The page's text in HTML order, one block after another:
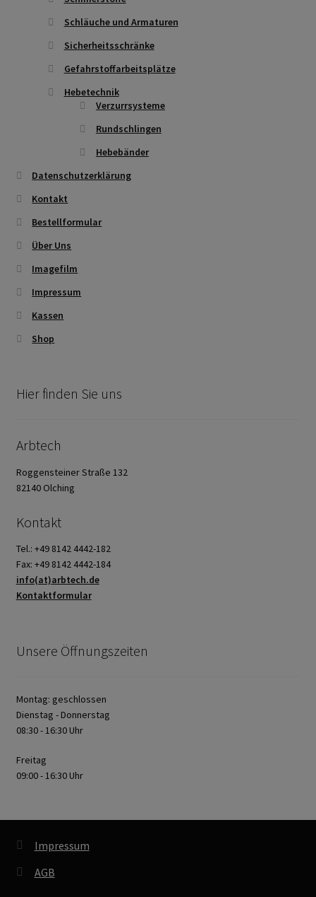
Schläuche und Armaturen
Sicherheitsschränke
Gefahrstoffarbeitsplätze
Hebetechnik
Verzurrsysteme
Rundschlingen
Hebebänder
Datenschutzerklärung
Kontakt
Bestellformular
Über Uns
Imagefilm
Impressum
Kassen
Shop
Hier finden Sie uns
Arbtech
Roggensteiner Straße 132
82140 Olching
Kontakt
Tel.: +49 8142 4442-182
Fax: +49 8142 4442-184
info(at)arbtech.de
Kontaktformular
Unsere Öffnungszeiten
Montag: geschlossen
Dienstag - Donnerstag
08:30 - 16:30 Uhr
Freitag
09:00 - 16:30 Uhr
Impressum
AGB